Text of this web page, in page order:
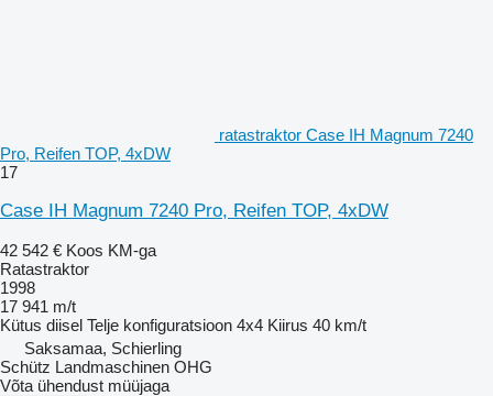
ratastraktor Case IH Magnum 7240
Pro, Reifen TOP, 4xDW
17
Case IH Magnum 7240 Pro, Reifen TOP, 4xDW
42 542 € Koos KM-ga
Ratastraktor
1998
17 941 m/t
Kütus diisel Telje konfiguratsioon 4x4 Kiirus 40 km/t
Saksamaa, Schierling
Schütz Landmaschinen OHG
Võta ühendust müüjaga